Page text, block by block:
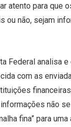
atento para que
ou não, sejam
Federal analisa e
com as
não
fina” para